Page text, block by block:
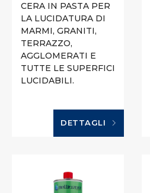
CERA IN PASTA PER
LA LUCIDATURA DI
MARMI, GRANITI,
TERRAZZO,
AGGLOMERATI E
TUTTE LE SUPERFICI
LUCIDABILI.
DETTAGLI